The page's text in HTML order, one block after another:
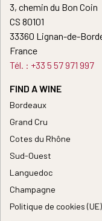
3, chemin du Bon Coin
CS 80101
33360 Lignan-de-
France
Tél. : +33 5 57 971 997
FIND A WINE
Bordeaux
Grand Cru
Cotes du Rhône
Sud-Ouest
Languedoc
Champagne
Politique de cookies (UE)